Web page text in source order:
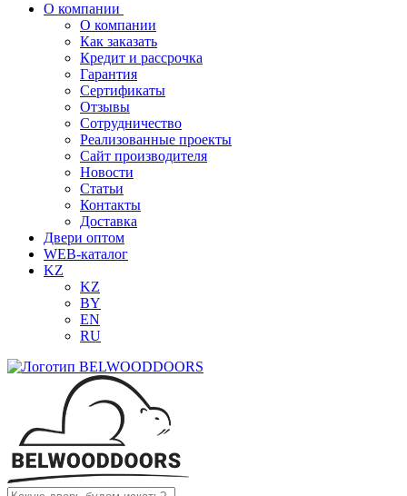
О компании
О компании
Как заказать
Кредит и рассрочка
Гарантия
Сертификаты
Отзывы
Сотрудничество
Реализованные проекты
Сайт производителя
Новости
Статьи
Контакты
Доставка
Двери оптом
WEB-каталог
KZ
KZ
BY
EN
RU